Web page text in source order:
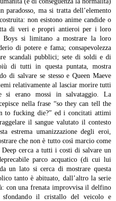
paradosso, ma si tratta dell’elemento
non esistono anime candide o
di veri e propri antieroi per i loro
Boys si limitano a mostrare la loro
di potere e fama; consapevolezza
scandali pubblici; sete di soldi e di
di tutti in questa puntata, mostra
di salvare se stesso e Queen Maeve
relativamente al lasciar morire tutti
si erano mossi in salvataggio. La
nella frase “so they can tell the
to fucking die?” ed i concitati attimi
il sangue valutato il contesto
estrema umanizzazione degli eroi,
che non è tutto così marcio come
cerca a tutti i costi di salvare un
parco acquatico (di cui lui
un lato si cerca di mostrare questa
tanto è abituato, dall’altro la serie
con una frenata improvvisa il delfino
il cristallo del veicolo e